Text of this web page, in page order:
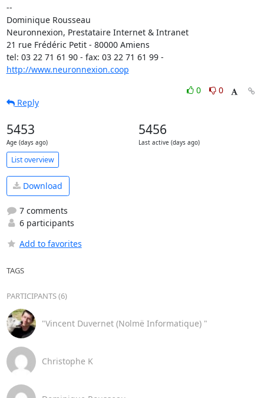
--
Dominique Rousseau
Neuronnexion, Prestataire Internet & Intranet
21 rue Frédéric Petit - 80000 Amiens
http://www.neuronnexion.coop
0
0
Reply
5453
Age (days ago)
5456
Last active (days ago)
List overview
Download
7 comments
6 participants
Add to favorites
TAGS
PARTICIPANTS (6)
"Vincent Duvernet (Nolmë Informatique) "
Christophe K